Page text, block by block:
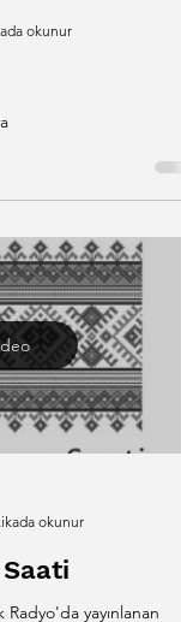
okunur
okunur
yayınlanan